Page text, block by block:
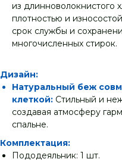
из длинноволокнистого
плотностью и
срок службы и
многочисленных стирок.
Дизайн:
Натуральный беж
клеткой: Стильный и
создавая атмосферу
спальне.
Комплектация:
Пододеяльник: 1 шт.